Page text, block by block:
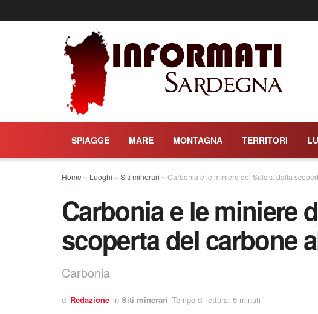
SPIAGGE MARE MONTAGNA TERRITORI
Home » Luoghi » Siti minerari » Carbonia e le miniere del Sulcis: dalla
Carbonia e le miniere
scoperta del carbone
Carbonia
di Redazione in Siti minerari Tempo di lettura: 5 minuti